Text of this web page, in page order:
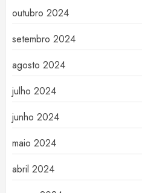
outubro 2024
setembro 2024
agosto 2024
julho 2024
junho 2024
maio 2024
abril 2024